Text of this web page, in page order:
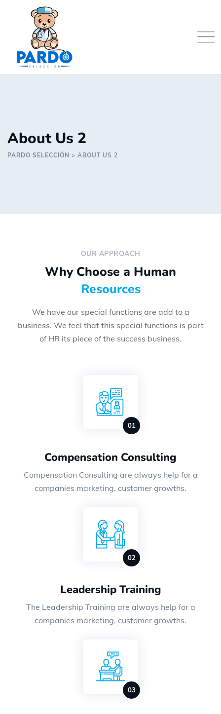
About Us 2
PARDO SELECCIÓN > ABOUT US 2
OUR APPROACH
Why Choose a Human
Resources
We have our special functions are add to a
business. We feel that this special functions is part
of HR its piece of the success business.
Compensation Consulting
Compensation Consulting are always help for a
companies marketing, customer growths.
Leadership Training
The Leadership Training are always help for a
companies marketing, customer growths.